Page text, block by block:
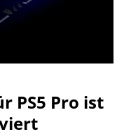
PS5 Pro ist